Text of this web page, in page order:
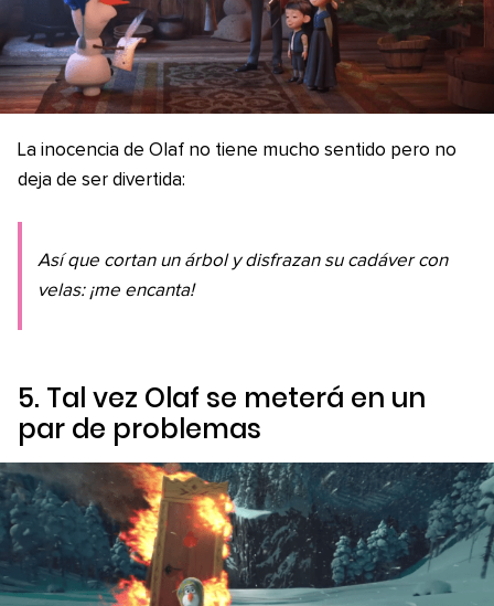
La inocencia de Olaf no tiene mucho sentido pero no
deja de ser divertida:
Así que cortan un árbol y disfrazan su cadáver con
velas: ¡me encanta!
5. Tal vez Olaf se meterá en un
par de problemas